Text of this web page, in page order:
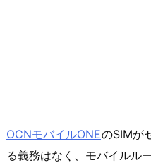
OCNモバイルONEのSIMが
る義務はなく、モバイルル